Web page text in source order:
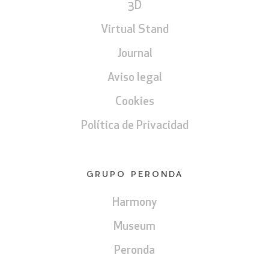
3D
Virtual Stand
Journal
Aviso legal
Cookies
Política de Privacidad
GRUPO PERONDA
Harmony
Museum
Peronda